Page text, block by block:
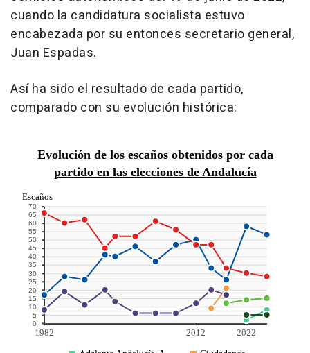
cuando la candidatura socialista estuvo
encabezada por su entonces secretario general,
Juan Espadas.
Así ha sido el resultado de cada partido,
comparado con su evolución histórica: